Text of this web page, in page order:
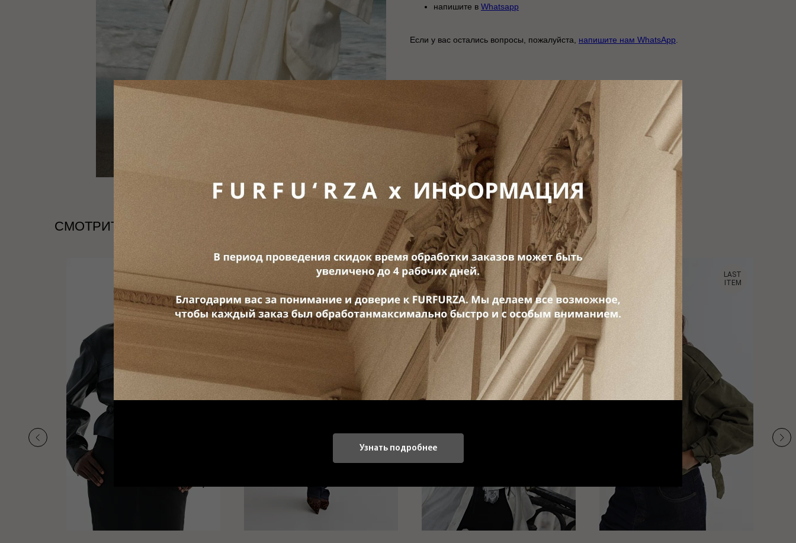
напишите в Whatsapp
Если у вас остались вопросы, пожалуйста, напишите нам WhatsApp.
СМОТРИТЕ ТАКЖЕ
NEW
LAST
ITEM
LAST
ITEM
LAST
ITEM
Узнать подробнее